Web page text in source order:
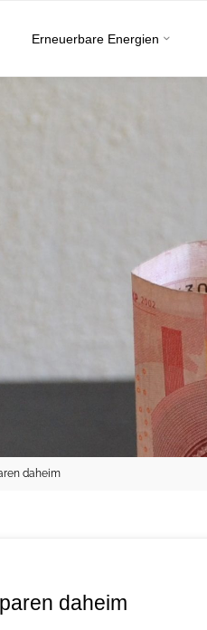
Erneuerbare Energien
daheim
daheim